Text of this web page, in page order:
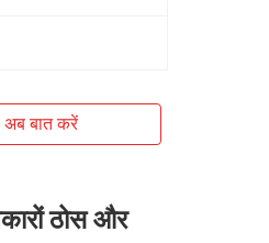
अब बात करें
ठोस और